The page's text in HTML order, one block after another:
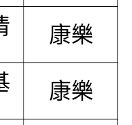
康樂
康樂